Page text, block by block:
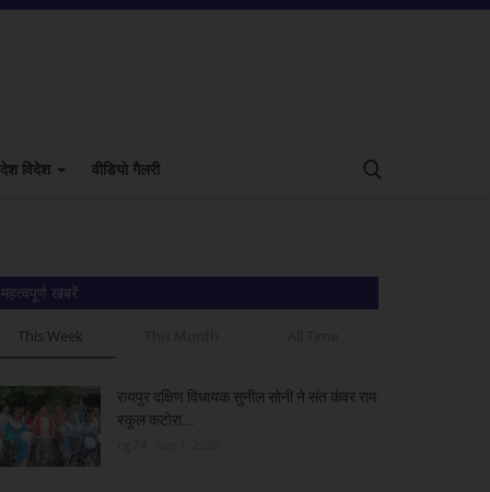
देश विदेश वीडियो गैलरी
महत्वपूर्ण खबरें
This Week
रायपुर दक्षिण विधायक सुनील सोनी ने संत कंवर राम
स्कूल कटोरा...